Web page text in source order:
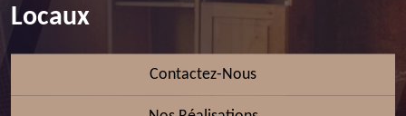
Locaux
Contactez-Nous